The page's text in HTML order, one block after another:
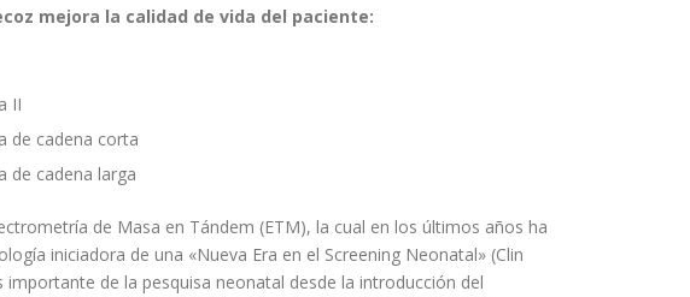
mejora la calidad de vida del paciente:
II
de cadena corta
de cadena larga
de Masa en Tándem (ETM), la cual en los últimos años ha
iniciadora de una «Nueva Era en el Screening Neonatal» (Clin
de la pesquisa neonatal desde la introducción del